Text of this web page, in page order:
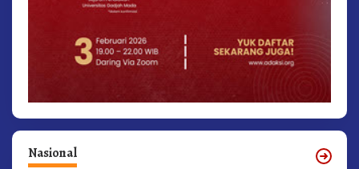
Nasional